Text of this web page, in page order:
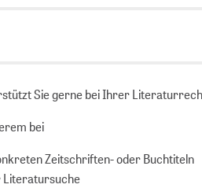
Sie gerne bei Ihrer
bei
Zeitschriften- oder Buchtiteln
Literatursuche